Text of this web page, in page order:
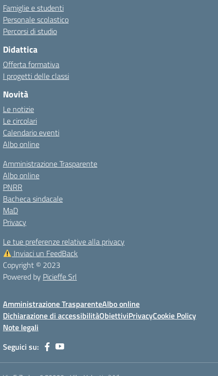
Famiglie e studenti
Personale scolastico
Percorsi di studio
Didattica
Offerta formativa
I progetti delle classi
Novità
Le notizie
Le circolari
Calendario eventi
Albo online
Amministrazione Trasparente
Albo online
PNRR
Bacheca sindacale
MaD
Privacy
Le tue preferenze relative alla privacy
Inviaci un FeedBack
Copyright © 2023
Powered by Picieffe Srl
Amministrazione TrasparenteAlbo online
Dichiarazione di accessibilitàObiettiviPrivacyCookie Policy
Note legali
Seguici su: